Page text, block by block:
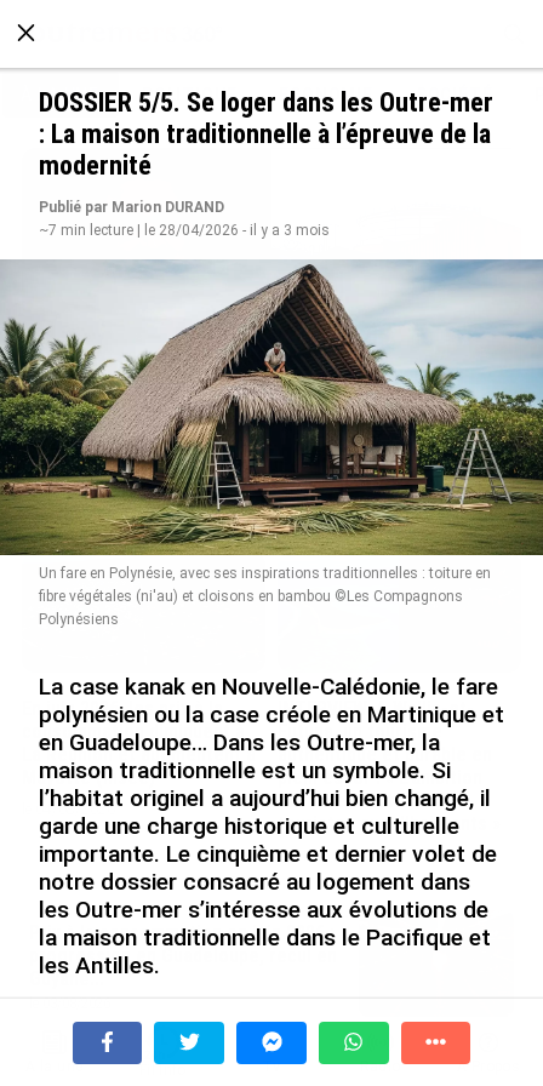
À LA UNE POLITIQUE ECONOMIE SOCIÉTÉ
Après 5 ans à la SARA aux Antilles, Olivier
Cotta prend la direction générale de la Société
Réunionnaise des Produits Pétroliers
le 05/08/2026
En juin 2026, les prix à la
consommation diminuent à
La Réunion et augmentent à
Mayotte (Insee)
le 04/08/2026
INTERVIEW. À Wallis-et-
Futuna, un tourisme
authentique et durable en
plein essor : « L’ambition
2030 c’est autant de
touristes que d’habitants »
le 04/08/2026
Prix à la consommation en juin 2026 :
progression en Guadeloupe, recul en
Guyane...
Hôpitaux des Outre-mer (6/10). En
À la une Tv Radio A Propos
DOSSIER 5/5. Se loger dans les Outre-mer
: La maison traditionnelle à l’épreuve de la
modernité
Publié par Marion DURAND
~7 min lecture | le 28/04/2026 - il y a 3 mois
Un fare en Polynésie, avec ses inspirations traditionnelles : toiture en
fibre végétales (ni'au) et cloisons en bambou ©Les Compagnons
Polynésiens
La case kanak en Nouvelle-Calédonie, le fare
polynésien ou la case créole en Martinique et
en Guadeloupe… Dans les Outre-mer, la
maison traditionnelle est un symbole. Si
l’habitat originel a aujourd’hui bien changé, il
garde une charge historique et culturelle
importante. Le cinquième et dernier volet de
notre dossier consacré au logement dans
les Outre-mer s’intéresse aux évolutions de
la maison traditionnelle dans le Pacifique et
les Antilles.
symbole. Lorsqu’on pense aux îles du Pacifique, on
garde en tête les fare polynésiens et le toit si